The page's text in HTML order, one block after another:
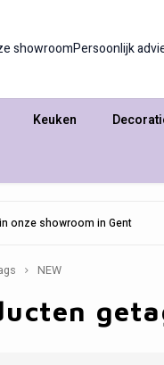
showroomPersoonlijk
Keuken
onze showroom in Gent
NEW